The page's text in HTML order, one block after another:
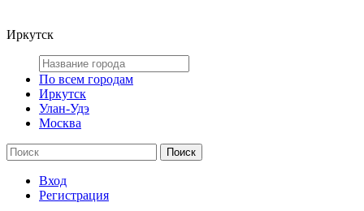
Иркутск
По всем городам
Иркутск
Улан-Удэ
Москва
Вход
Регистрация